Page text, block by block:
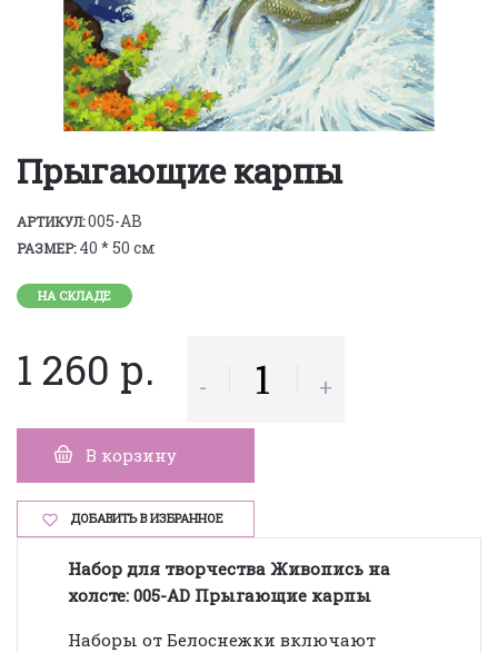
Прыгающие карпы
АРТИКУЛ:005-AB
РАЗМЕР:40 * 50 см
НА СКЛАДЕ
1 260 р. - +
В корзину
ДОБАВИТЬ В ИЗБРАННОЕ
Набор для творчества Живопись на
холсте: 005-AD Прыгающие карпы
Наборы от Белоснежки включают